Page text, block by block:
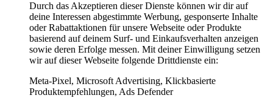
Durch das Akzeptieren dieser Dienste können wir dir auf
deine Interessen abgestimmte Werbung, gesponserte Inhalte
oder Rabattaktionen für unsere Webseite oder Produkte
basierend auf deinem Surf- und Einkaufsverhalten anzeigen
sowie deren Erfolge messen. Mit deiner Einwilligung setzen
wir auf dieser Webseite folgende Drittdienste ein:
Meta-Pixel, Microsoft Advertising, Klickbasierte
Produktempfehlungen, Ads Defender